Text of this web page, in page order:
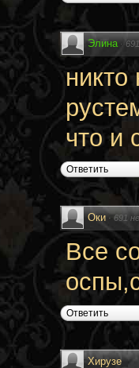
Элина ·
никто
что и
Ответить
Оки ·691
Все
Ответить
Хирузе